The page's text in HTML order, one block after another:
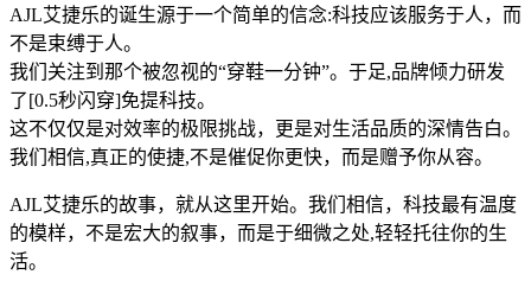
AJL艾捷乐的诞生源于一个简单的信念:科技应该服务于人，而
不是束缚于人。
我们关注到那个被忽视的“穿鞋一分钟”。于足,品牌倾力研发
了[0.5秒闪穿]免提科技。
这不仅仅是对效率的极限挑战，更是对生活品质的深情告白。
我们相信,真正的使捷,不是催促你更快，而是赠予你从容。
AJL艾捷乐的故事，就从这里开始。我们相信，科技最有温度
的模样，不是宏大的叙事，而是于细微之处,轻轻托往你的生
活。